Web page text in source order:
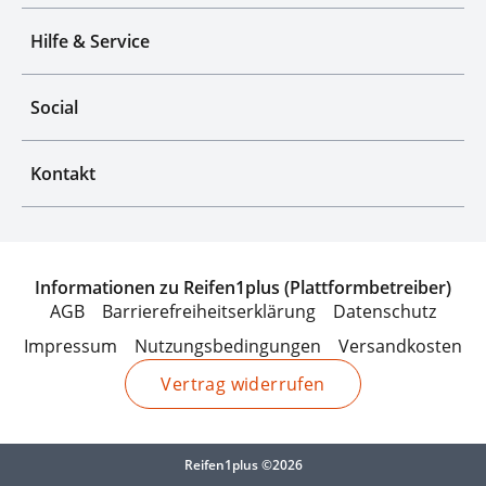
Hilfe & Service
Social
Kontakt
Informationen zu Reifen1plus (Plattformbetreiber)
AGB
Barrierefreiheitserklärung
Datenschutz
Impressum
Nutzungsbedingungen
Versandkosten
Vertrag widerrufen
Reifen1plus ©2026